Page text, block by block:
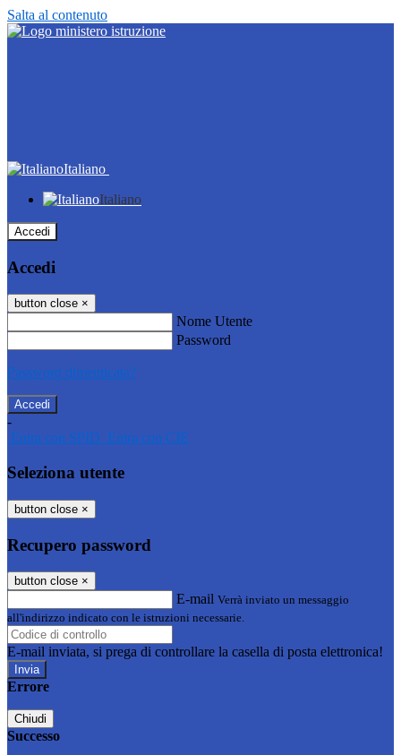
Salta al contenuto
Italiano
Italiano
Accedi
Accedi
button close ×
Nome Utente
Password
Password dimenticata?
-
Entra con SPID Entra con CIE
Seleziona utente
button close ×
Recupero password
button close ×
E-mail Verrà inviato un messaggio
all'indirizzo indicato con le istruzioni necessarie.
E-mail inviata, si prega di controllare la casella di posta elettronica!
Errore
Chiudi
Successo